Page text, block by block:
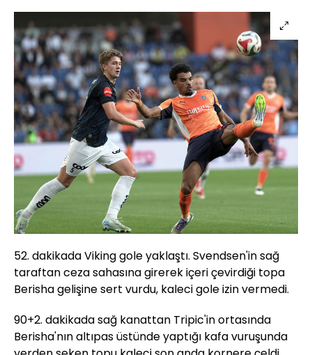
52. dakikada Viking gole yaklaştı. Svendsen'in sağ
taraftan ceza sahasına girerek içeri çevirdiği topa
Berisha gelişine sert vurdu, kaleci gole izin vermedi.
90+2. dakikada sağ kanattan Tripic'in ortasında
Berisha'nın altıpas üstünde yaptığı kafa vuruşunda